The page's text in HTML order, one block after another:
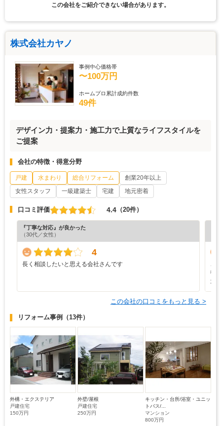
この会社をご紹介できない場合があります。
株式会社カヤノ
事例中心価格帯
〜100万円
ホームプロ累計成約件数
49件
デザイン力・提案力・施工力で上質なライフスタイルを
ご提案
会社の特徴・得意分野
戸建 水まわり 総合リフォーム
創業20年以上
女性スタッフ
一級建築士 宅建 地元密着
口コミ評価 4.4 （20件）
『丁寧な対応』が良かった
（30代／女性）
4
長く相談したいと思える会社さんです
こ
行
た
この会社の口コミをもっと見る >
リフォーム事例 （13件）
外構・エクステリア
戸建住宅
150万円
外壁/屋根
戸建住宅
250万円
キッチン・台所/浴室・ユニッ
トバス/...
マンション
800万円